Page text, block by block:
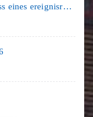
Schulfest am HSG: Gelungener Abschluss eines ereignisreichen Schuljahres